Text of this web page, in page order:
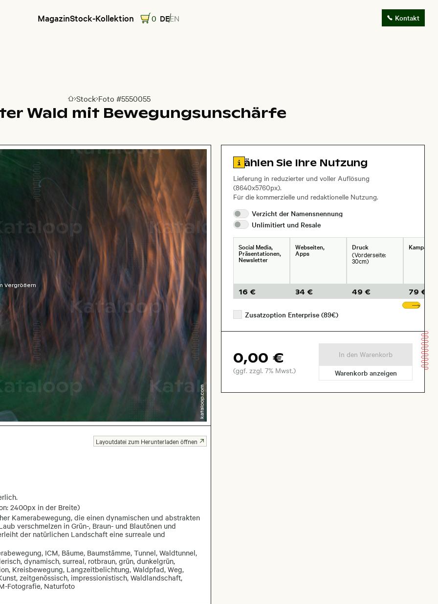
MagazinStock-Kollektion 0 DEEN Kontakt
Zur Homepage
Stock Foto #5550055
Wald mit Bewegungsunschärfe
Vergrößern
2400px in der Breite)
Kamerabewegung, die einen dynamischen und abstrakten
verschmelzen in Grün-, Braun- und Blautönen und
der natürlichen Landschaft eine surreale und
ICM, Bäume, Baumstämme, Tunnel, Waldtunnel,
dynamisch, surreal, rotbraun, grün, dunkelgrün,
Kreisbewegung, Langzeitbelichtung, Waldpfad, Weg,
zeitgenössisch, impressionistisch, Waldlandschaft,
Fotografie, Naturfoto
Layoutdatei zum Herunterladen öffnen
Zu den Lizenzinformationen springen
Wählen Sie Ihre Nutzung
Lieferung in reduzierter und voller Auflösung
(8640x5760px).
Für die kommerzielle und redaktionelle Nutzung.
Verzicht der Namensnennung
Unlimitiert und Resale
Social Media,
Präsentationen,
Newsletter
16 €
Webseiten,
Apps
34 €
Druck
(Vorderseite:
30cm)
49 €
79 €
Zusatzoption Enterprise (89€)
0,00 €
(ggf. zzgl. 7% Mwst.)
In den Warenkorb
Warenkorb anzeigen